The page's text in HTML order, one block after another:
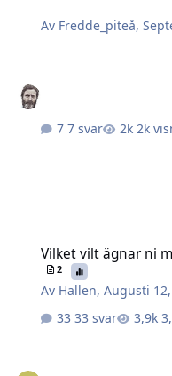
Av Fredde_piteå,
7 svar 2k
Vilket vilt ägnar ni
2
Av Hallen,Augusti
33 svar